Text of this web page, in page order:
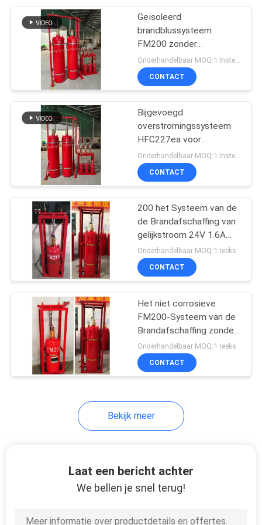
FM 200 Cilinders
Novec 1230
Cilinders
Argonitegasflessen
Co2-Cilinders
Geïsoleerd
brandblussysteem
FM200 zonder
verontreiniging voor
Power Room
CONTACT
Bijgevoegd
overstromingssysteem
HFC227ea voor
brandbestrijding zonder
residuen voor bibliotheek
CONTACT
200 het Systeem van de
de Brandafschaffing van
gelijkstroom 24V 1.6A
FM200 voor
Computerzaal
Onderhandelbaar MOQ:1 reeks
CONTACT
Het niet corrosieve
FM200-Systeem van de
Brandafschaffing zonder
Verontreiniging voor Data
Center
Onderhandelbaar MOQ:1 reeks
CONTACT
Bekijk meer
Laat een bericht achter
We bellen je snel terug!